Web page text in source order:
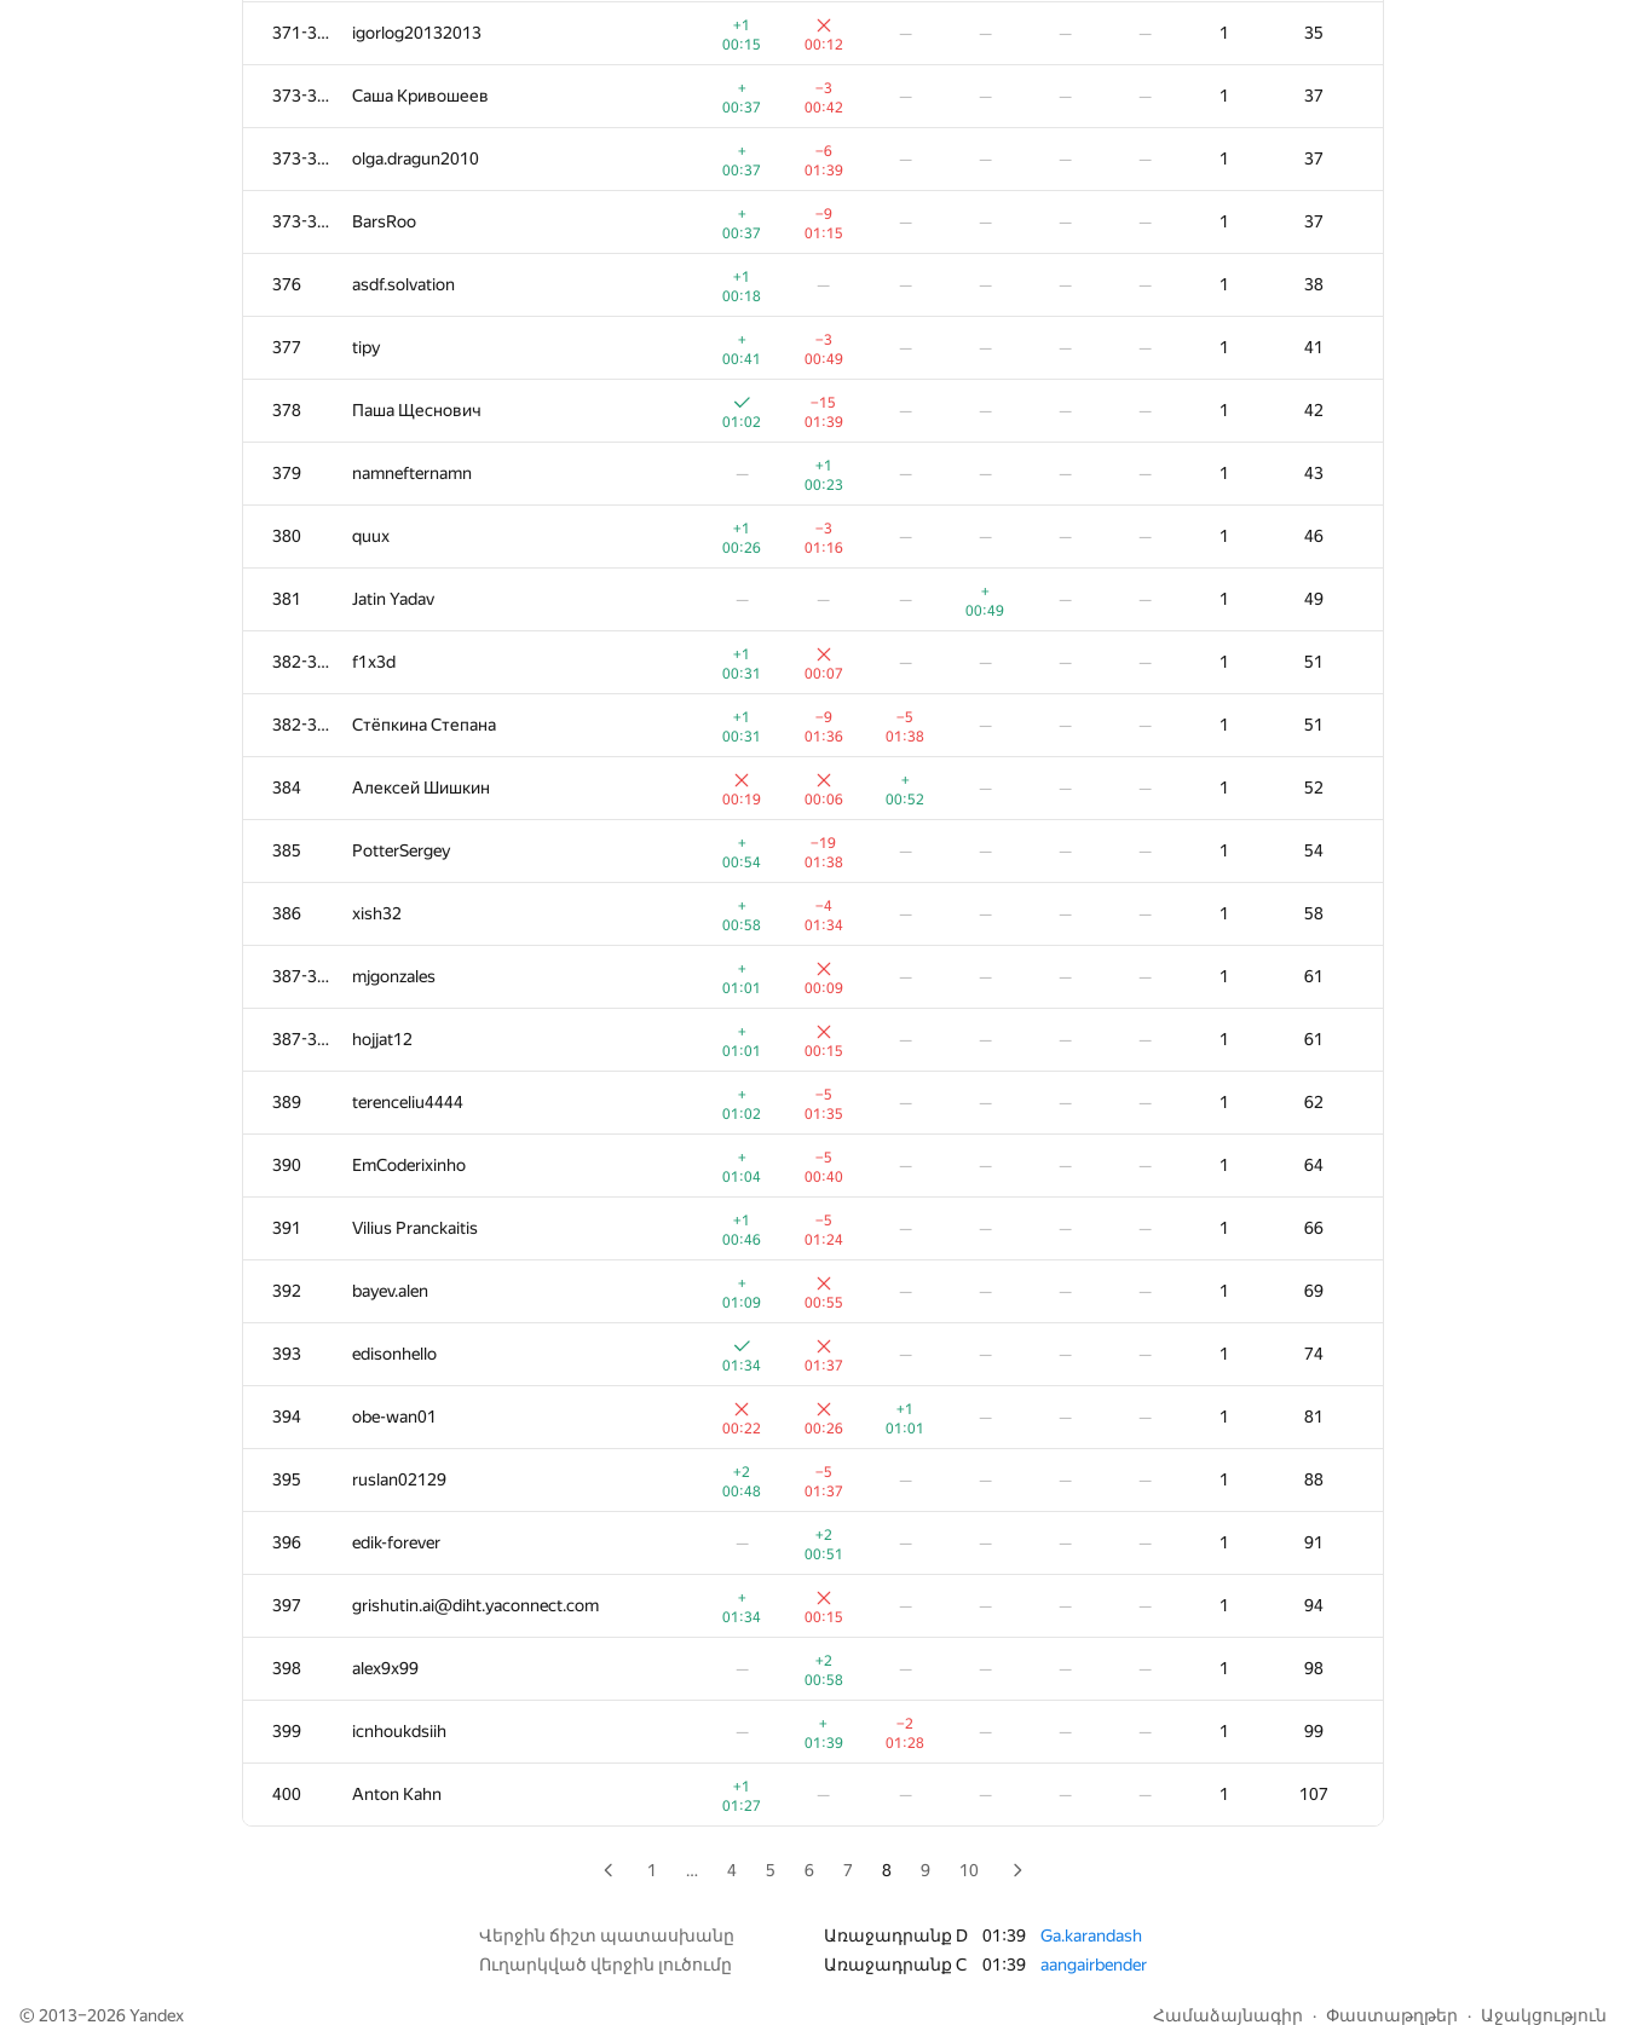
371-372 igorlog20132013
+1
00:15
00:12
— — — — 1 35
373-375 Саша Кривошеев
+
00:37
−3
00:42
— — — — 1 37
373-375 olga.dragun2010
+
00:37
−6
01:39
— — — — 1 37
373-375 BarsRoo
+
00:37
−9
01:15
— — — — 1 37
376 asdf.solvation
+1
00:18
— — — — — 1 38
377 tipy
+
00:41
−3
00:49
— — — — 1 41
378 Паша Щеснович
01:02
−15
01:39
— — — — 1 42
379 namnefternamn —
+1
00:23
— — — — 1 43
380 quux
+1
00:26
−3
01:16
— — — — 1 46
381 Jatin Yadav — — —
+
00:49
— — 1 49
382-383 f1x3d
+1
00:31
00:07
— — — — 1 51
382-383 Стёпкина Степана
+1
00:31
−9
01:36
−5
01:38
— — — 1 51
384 Алексей Шишкин
00:19 00:06
+
00:52
— — — 1 52
385 PotterSergey
+
00:54
−19
01:38
— — — — 1 54
386 xish32
+
00:58
−4
01:34
— — — — 1 58
387-388 mjgonzales
+
01:01
00:09
— — — — 1 61
387-388 hojjat12
+
01:01
00:15
— — — — 1 61
389 terenceliu4444
+
01:02
−5
01:35
— — — — 1 62
390 EmCoderixinho
+
01:04
−5
00:40
— — — — 1 64
391 Vilius Pranckaitis
+1
00:46
−5
01:24
— — — — 1 66
392 bayev.alen
+
01:09
00:55
— — — — 1 69
393 edisonhello
01:34 01:37
— — — — 1 74
394 obe-wan01
00:22 00:26
+1
01:01
— — — 1 81
395 ruslan02129
+2
00:48
−5
01:37
— — — — 1 88
396 edik-forever —
+2
00:51
— — — — 1 91
397 grishutin.ai@diht.yaconnect.com
+
01:34
00:15
— — — — 1 94
398 alex9x99 —
+2
00:58
— — — — 1 98
399 icnhoukdsiih —
+
01:39
−2
01:28
— — — 1 99
400 Anton Kahn
+1
01:27
— — — — — 1 107
388 517 306 / 1479 199/497 123/337 14/80 /13
eugene.mikhailoff
00:14
−2
01:38
1 14
Быстров Алексей
00:14
−4
01:01
1 14
erfanmousavian
00:34 00:37 01:19
1 14
354 pinkfcpp
00:15
−5
01:06
1 15
355 MuravjevSlava
00:17
00:09
1 17
356 krivovkirill
00:37 00:23 01:38
1 18
amfolityk
00:19
— 1 19
aleshka1999
00:19
−13
01:07
1 19
gultai4uk.r
00:39 00:48
— 1 19
Артём
+
00:20
00:05
01:29
1 20
Vlod1k
00:20
00:07
1 20
Сергей Иванов
00:41 00:07
1 22
igor.glushkov26
00:42 00:10
1 22
364 vasiliev.dsd
00:46 00:26
— 1 26
eqx11
+
00:27
01:12
1 27
Алексей Коряков — — —
1 … 4 5 6 7 8 9 10
Վերջին ճիշտ պատասխանը Առաջադրանք D 01:39
Ga.karandash
Ուղարկված վերջին լուծումը
Առաջադրանք C 01:39 aangairbender
© 2013–2026Yandex Համաձայնագիր Փաստաթղթեր Աջակցություն